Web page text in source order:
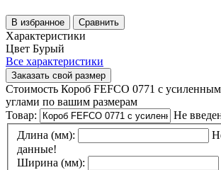
В избранное Сравнить
Характеристики
Цвет Бурый
Все характеристики
Заказать свой размер
Стоимость Короб FEFCO 0771 с
углами по вашим размерам
Товар:
Не
Длина (мм):
данные!
Ширина (мм):